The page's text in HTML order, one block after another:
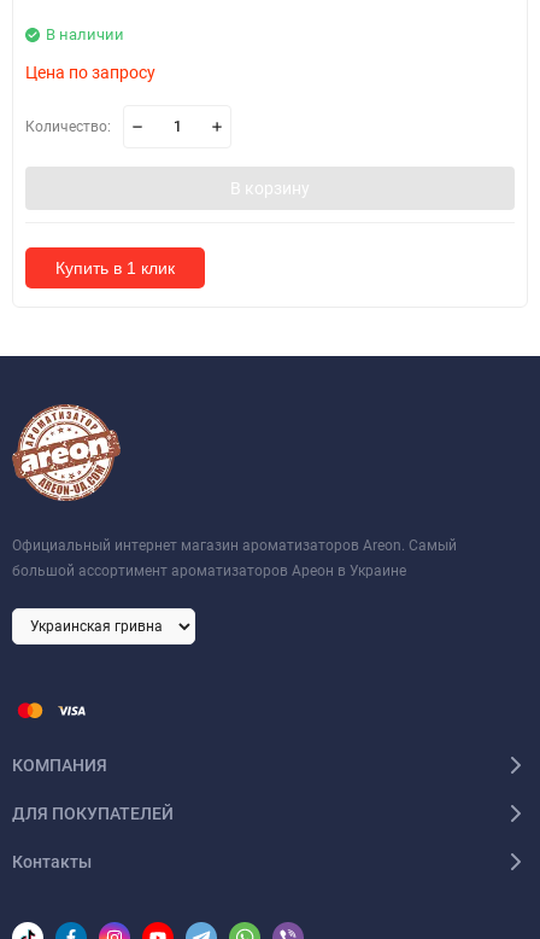
В наличии
Цена по запросу
Количество:
В корзину
Купить в 1 клик
Официальный интернет магазин ароматизаторов Areon. Самый
большой ассортимент ароматизаторов Ареон в Украине
КОМПАНИЯ
ДЛЯ ПОКУПАТЕЛЕЙ
Контакты